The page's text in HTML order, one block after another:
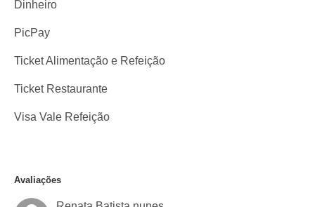
Dinheiro
PicPay
Ticket Alimentação e Refeição
Ticket Restaurante
Visa Vale Refeição
Avaliações